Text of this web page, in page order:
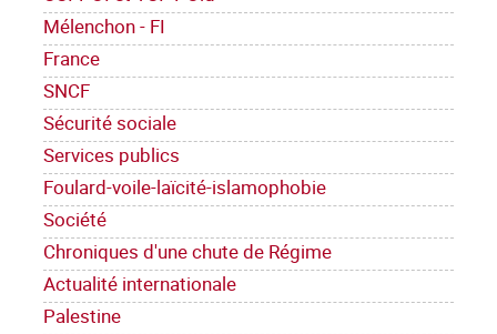
Mélenchon - FI
France
SNCF
Sécurité sociale
Services publics
Foulard-voile-laïcité-islamophobie
Société
Chroniques d'une chute de Régime
Actualité internationale
Palestine